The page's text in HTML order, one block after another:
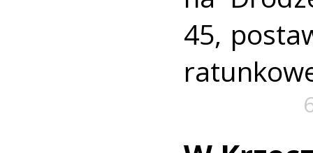
45,